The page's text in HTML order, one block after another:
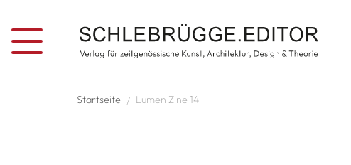
Pfadnavigation
Startseite Lumen Zine 14